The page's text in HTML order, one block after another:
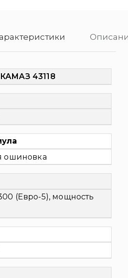
43118
ошиновка
(Евро-5), мощность